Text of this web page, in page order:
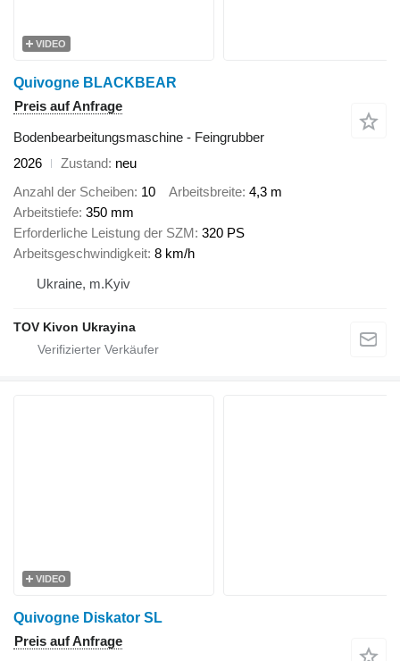
VIDEO
Quivogne BLACKBEAR
Preis auf Anfrage
Bodenbearbeitungsmaschine - Feingrubber
2026
Zustand neu
Anzahl der Scheiben 10 Arbeitsbreite 4,3 m
Arbeitstiefe 350 mm
Erforderliche Leistung der SZM 320 PS
Arbeitsgeschwindigkeit 8 km/h
Ukraine, m.Kyiv
TOV Kivon Ukrayina
VIDEO
Quivogne Diskator SL
Preis auf Anfrage